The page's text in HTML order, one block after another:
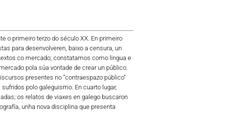
o primeiro terzo do século XX. En primeiro
para desenvolveren, baixo a censura, un
co mercado; constatamos como lingua e
pola súa vontade de crear un público.
presentes no "contraespazo público"
polo galeguismo. En cuarto lugar,
os relatos de viaxes en galego buscaron
unha nova disciplina que presenta